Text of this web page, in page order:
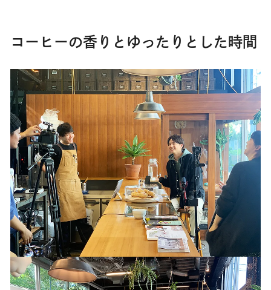
コーヒーの香りとゆったりとした時間